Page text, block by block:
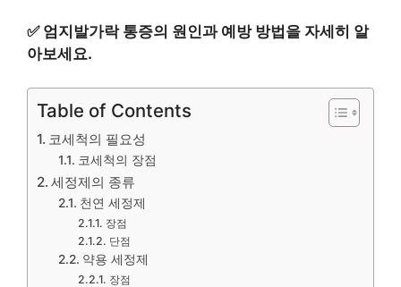
✅ 엄지발가락 통증의 원인과 예방 방법을 자세히 알
아보세요.
Table of Contents
코세척의 필요성
코세척의 장점
세정제의 종류
천연 세정제
장점
단점
약용 세정제
장점